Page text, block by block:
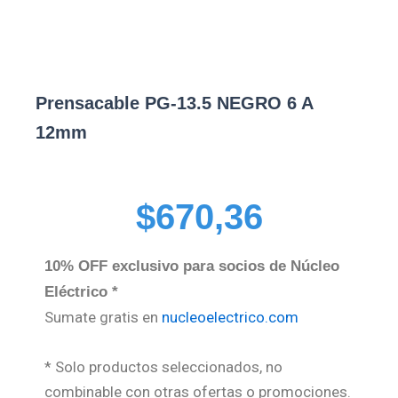
Prensacable PG-13.5 NEGRO 6 A
12mm
$670,36
10% OFF exclusivo para socios de Núcleo
Eléctrico *
Sumate gratis en nucleoelectrico.com
* Solo productos seleccionados, no
combinable con otras ofertas o promociones.